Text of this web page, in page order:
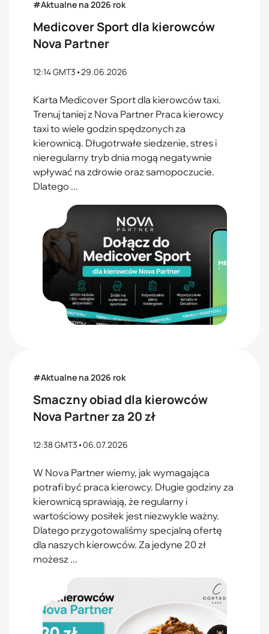
#Aktualne na 2026 rok
Medicover Sport dla kierowców
Nova Partner
12:14 GMT3 •29.06.2026
Karta Medicover Sport dla kierowców taxi.
Trenuj taniej z Nova Partner Praca kierowcy
taxi to wiele godzin spędzonych za
kierownicą. Długotrwałe siedzenie, stres i
nieregularny tryb dnia mogą negatywnie
wpływać na zdrowie oraz samopoczucie.
Dlatego ...
#Aktualne na 2026 rok
Smaczny obiad dla kierowców
Nova Partner za 20 zł
12:38 GMT3 •06.07.2026
W Nova Partner wiemy, jak wymagająca
potrafi być praca kierowcy. Długie godziny za
kierownicą sprawiają, że regularny i
wartościowy posiłek jest niezwykle ważny.
Dlatego przygotowaliśmy specjalną ofertę
dla naszych kierowców. Za jedyne 20 zł
możesz ...